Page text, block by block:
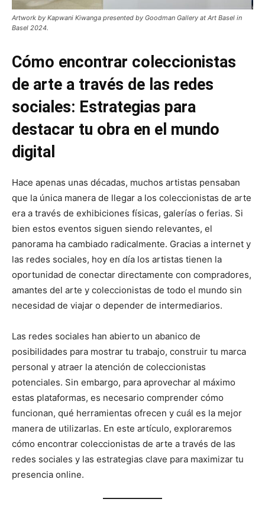
Artwork by Kapwani Kiwanga presented by Goodman Gallery at Art Basel in
Basel 2024.
Cómo encontrar coleccionistas
de arte a través de las redes
sociales: Estrategias para
destacar tu obra en el mundo
digital
Hace apenas unas décadas, muchos artistas pensaban
que la única manera de llegar a los coleccionistas de arte
era a través de exhibiciones físicas, galerías o ferias. Si
bien estos eventos siguen siendo relevantes, el
panorama ha cambiado radicalmente. Gracias a internet y
las redes sociales, hoy en día los artistas tienen la
oportunidad de conectar directamente con compradores,
amantes del arte y coleccionistas de todo el mundo sin
necesidad de viajar o depender de intermediarios.
Las redes sociales han abierto un abanico de
posibilidades para mostrar tu trabajo, construir tu marca
personal y atraer la atención de coleccionistas
potenciales. Sin embargo, para aprovechar al máximo
estas plataformas, es necesario comprender cómo
funcionan, qué herramientas ofrecen y cuál es la mejor
manera de utilizarlas. En este artículo, exploraremos
cómo encontrar coleccionistas de arte a través de las
redes sociales y las estrategias clave para maximizar tu
presencia online.